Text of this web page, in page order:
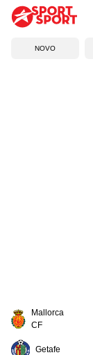
NOVO
Mallorca
CF
Getafe